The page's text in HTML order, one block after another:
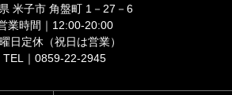
米子市 角盤町 1－27－6
業時間｜12:00-20:00
日定休（祝日は営業）
TEL｜0859-22-2945